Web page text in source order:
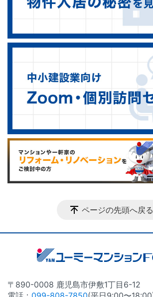
ページの先頭へ戻る
〒890-0008 鹿児島市伊敷1丁目6-12